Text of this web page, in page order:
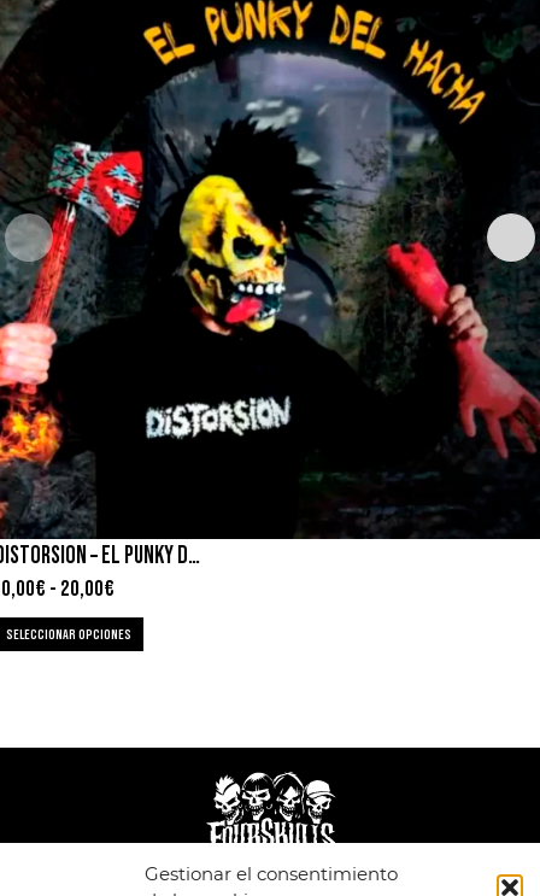
Gestionar el consentimiento
DISTORSION – EL PUNKY DEL HACHA
€ - 20,00€
SELECCIONAR OPCIONES